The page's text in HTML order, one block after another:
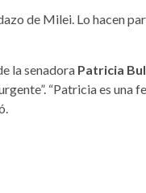
de Milei. Lo hacen
la senadora Patricia
“Patricia es